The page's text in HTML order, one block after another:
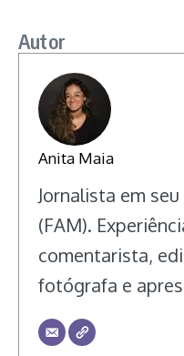
Autor
Anita Maia
Jornalista em
(FAM).
comentarista,
fotógrafa e